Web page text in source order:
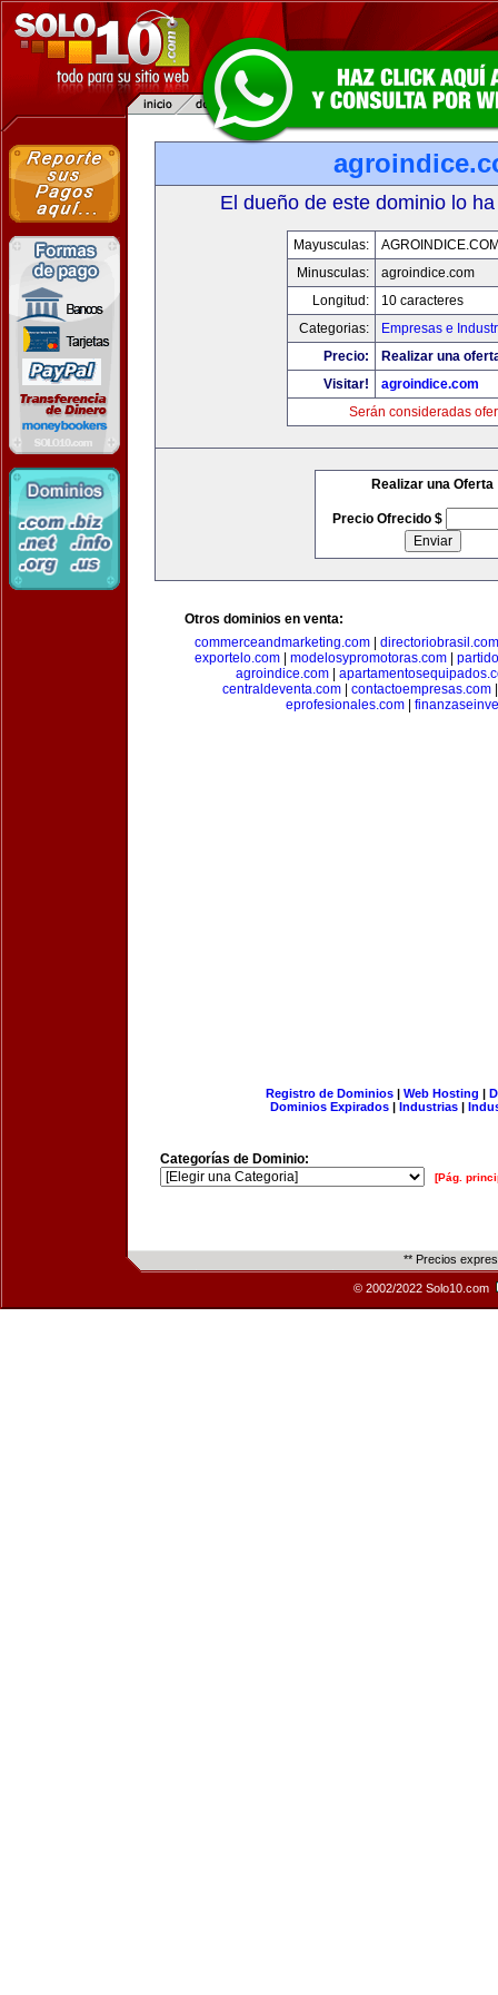
El dueño de este dominio lo
Mayusculas:
Minusculas:
agroindice.com
Longitud:
10 caracteres
Categorias:
Empresas e
Precio:
Realizar una
Visitar!
agroindice.com
Serán consideradas
Realizar una Oferta
Precio Ofrecido $
Otros dominios en venta:
commerceandmarketing.com| directoriobrasil.com
exportelo.com
modelosypromotoras.com
agroindice.com
centraldeventa.com
contactoempresas.com
eprofesionales.com
Registro de Dominios| Web Hosting |
Dominios Expirados | Industrias |
Categorías de Dominio:
[Pág.
** Precios
© 2002/2022 Solo10.com